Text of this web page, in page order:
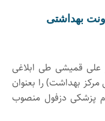
بهداشتی
علی قمیشی طی ابلاغی
بهداشت) را بعنوان
پزشکی دزفول منصوب